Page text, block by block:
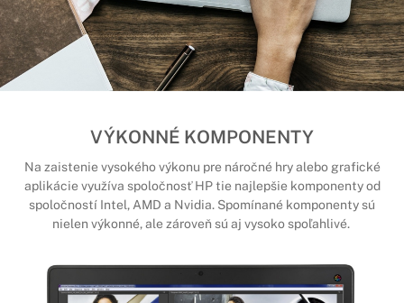
VÝKONNÉ KOMPONENTY
Na zaistenie vysokého výkonu pre náročné hry alebo grafické
aplikácie využíva spoločnosť HP tie najlepšie komponenty od
spoločností Intel, AMD a Nvidia. Spomínané komponenty sú
nielen výkonné, ale zároveň sú aj vysoko spoľahlivé.